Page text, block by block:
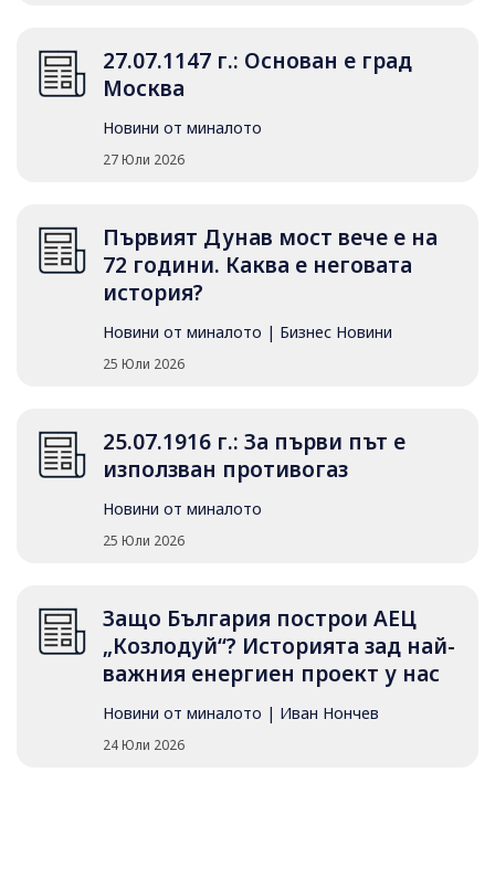
27.07.1147 г.: Основан е град
Москва
Новини от миналото
27 Юли 2026
Първият Дунав мост вече е на
72 години. Каква е неговата
история?
Новини от миналото | Бизнес Новини
25 Юли 2026
25.07.1916 г.: За първи път е
използван противогаз
Новини от миналото
25 Юли 2026
Защо България построи АЕЦ
„Козлодуй“? Историята зад най-
важния енергиен проект у нас
Новини от миналото | Иван Нончев
24 Юли 2026